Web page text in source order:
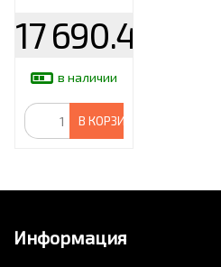
17 690.40
в наличии
В КОРЗИНУ
Информация